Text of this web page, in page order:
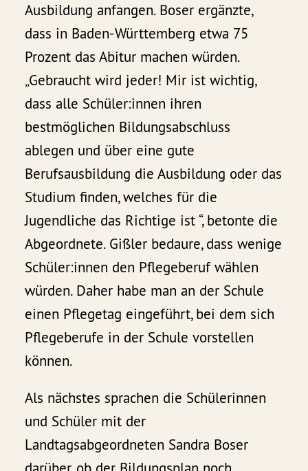
Ausbildung anfangen. Boser ergänzte,
dass in Baden-Württemberg etwa 75
Prozent das Abitur machen würden.
„Gebraucht wird jeder! Mir ist wichtig,
dass alle Schüler:innen ihren
bestmöglichen Bildungsabschluss
ablegen und über eine gute
Berufsausbildung die Ausbildung oder das
Studium finden, welches für die
Jugendliche das Richtige ist “, betonte die
Abgeordnete. Gißler bedaure, dass wenige
Schüler:innen den Pflegeberuf wählen
würden. Daher habe man an der Schule
einen Pflegetag eingeführt, bei dem sich
Pflegeberufe in der Schule vorstellen
können.
Als nächstes sprachen die Schülerinnen
und Schüler mit der
Landtagsabgeordneten Sandra Boser